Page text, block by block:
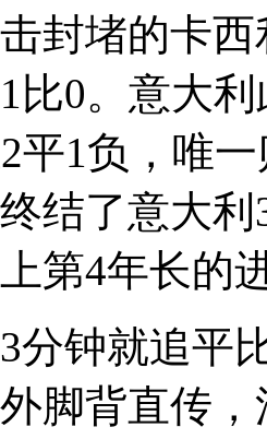
封堵的卡
比0。意大
平1负，唯
结了意大
第4年长的
分钟就追平
脚背直传